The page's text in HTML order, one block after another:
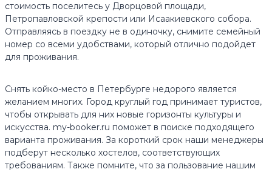
стоимость поселитесь у Дворцовой площади,
Петропавловской крепости или Исаакиевского собора.
Отправляясь в поездку не в одиночку, снимите семейный
номер со всеми удобствами, который отлично подойдет
для проживания.
Снять койко-место в Петербурге недорого является
желанием многих. Город круглый год принимает туристов,
чтобы открывать для них новые горизонты культуры и
искусства. my-booker.ru поможет в поиске подходящего
варианта проживания. За короткий срок наши менеджеры
подберут несколько хостелов, соответствующих
требованиям. Также помните, что за пользование нашим